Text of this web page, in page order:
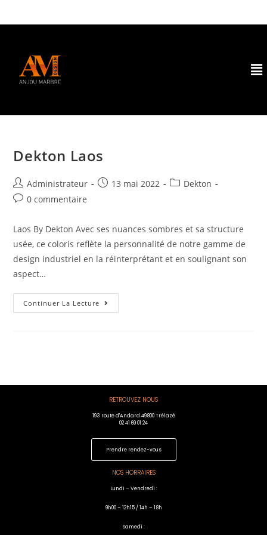
Dekton Laos
Administrateur 13 mai 2022
Dekton
0 commentaire
Laos By Dekton Avec ses nuances sombres et sa structure
usée, ce coloris reflète la personnalité de notre gamme de
design industriel en la réinterprétant et en soulignant son
aspect…
Continuer La Lecture
RETROUVEZ NOUS
193 route d'Andard 49800 Trélazé
02 41 69 01 24
Prendre rendez-vous
NOS HORRAIRES
Lundi – Vendredi :
9h00 – 12h15 / 14h – 18h
Samedi :